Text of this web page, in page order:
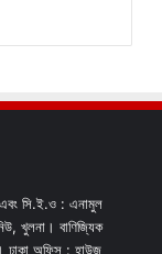
সি.ই.ও : এনামুল
খুলনা। বাণিজ্যিক
ঢাকা অফিস : হাউজ